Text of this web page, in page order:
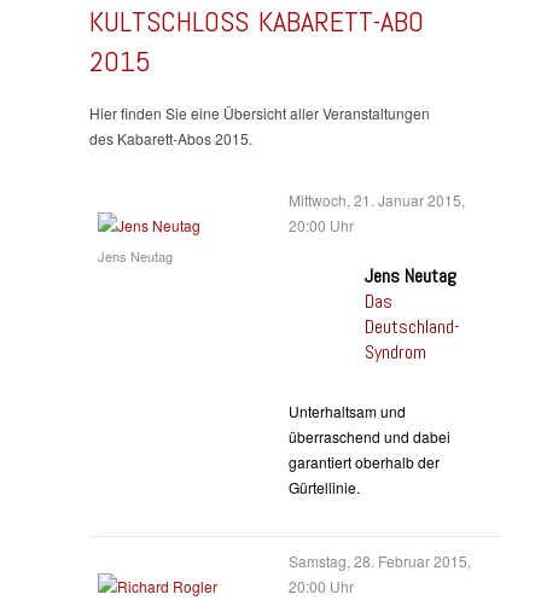
KULTSCHLOSS KABARETT-ABO
2015
Hier finden Sie eine Übersicht aller Veranstaltungen
des Kabarett-Abos 2015.
Jens Neutag
Mittwoch, 21. Januar 2015,
20:00 Uhr
Jens Neutag
Das
Deutschland-
Syndrom
Unterhaltsam und
überraschend und dabei
garantiert oberhalb der
Gürtellinie.
Samstag, 28. Februar 2015,
20:00 Uhr